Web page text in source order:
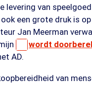
levering van
een grote druk is
Jan Meerman
wordt
AD.
van